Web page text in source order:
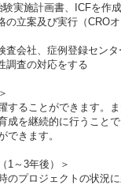
実施計画書、ICFを作
立案及び実行（CROオ
会社、症例登録センタ
査の対応をする
することができます。
成を継続的に行うこと
できます。
1～3年後）＞
のプロジェクトの状況